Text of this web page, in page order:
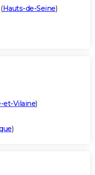
Hauts-de-Seine)
et-Vilaine)
)